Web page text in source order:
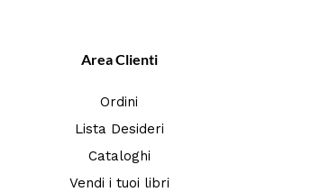
Area Clienti
Ordini
Lista Desideri
Cataloghi
Vendi i tuoi libri